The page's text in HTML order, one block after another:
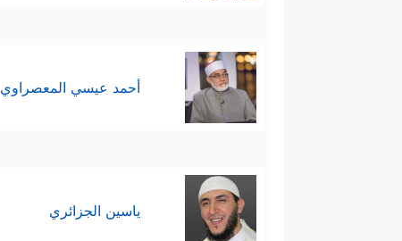
أحمد عيسي المعصراوي
ياسين الجزائري